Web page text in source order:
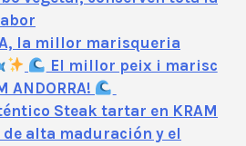
la millor marisqueria
El millor peix i marisc
ANDORRA!
Steak tartar en KRAM
alta maduración y el